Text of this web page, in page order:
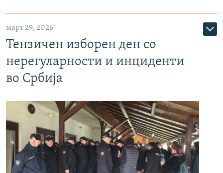
март 29, 2026
Тензичен изборен ден со
нерегуларности и инциденти
во Србија